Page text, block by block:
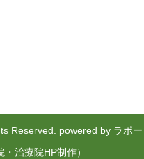
Reserved. powered by ラポー
治療院HP制作）